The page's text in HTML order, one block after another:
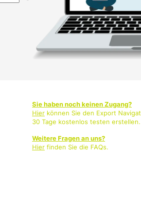
Sie haben noch keinen Zugang?
Hier können Sie den Export
30 Tage kostenlos testen erstellen.
Weitere Fragen an uns?
Hier finden Sie die FAQs.